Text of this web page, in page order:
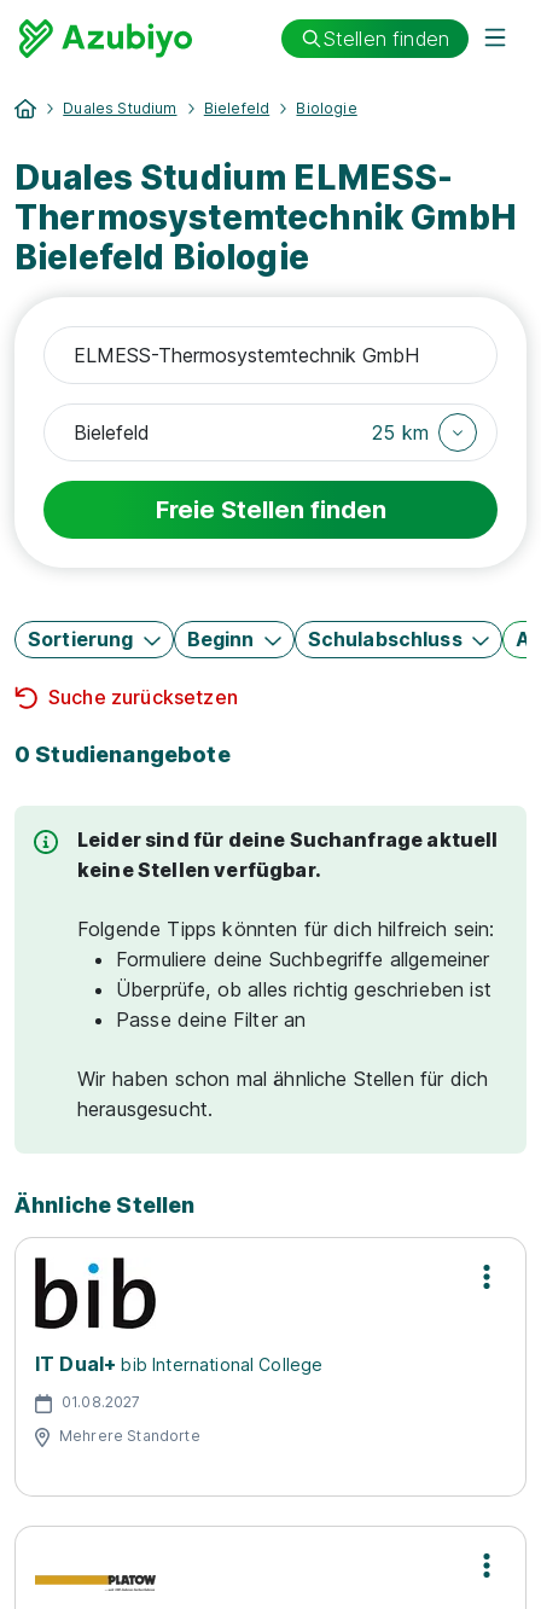
Stellen finden
Duales Studium Bielefeld Biologie
Duales Studium ELMESS-
Thermosystemtechnik GmbH
Bielefeld Biologie
25 km
Freie Stellen finden
Sortierung Beginn Schulabschluss
Suche zurücksetzen
0 Studienangebote
Leider sind für deine Suchanfrage aktuell
keine Stellen verfügbar.
Folgende Tipps könnten für dich hilfreich sein:
Formuliere deine Suchbegriffe allgemeiner
Überprüfe, ob alles richtig geschrieben ist
Passe deine Filter an
Wir haben schon mal ähnliche Stellen für dich
herausgesucht.
Ähnliche Stellen
IT Dual+ bib International College
01.08.2027
Mehrere Standorte